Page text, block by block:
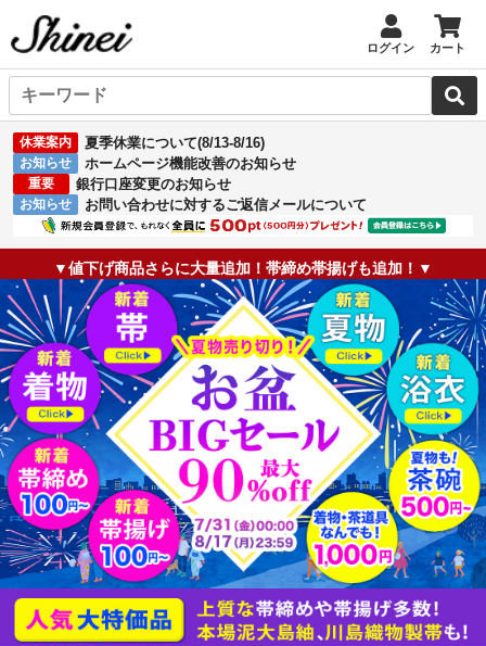
ログイン カート
休業案内 夏季休業について(8/13-8/16)
お知らせ ホームページ機能改善のお知らせ
重要 銀行口座変更のお知らせ
お知らせ お問い合わせに対するご返信メールについて
▼値下げ商品さらに大量追加！帯締め帯揚げも追加！▼